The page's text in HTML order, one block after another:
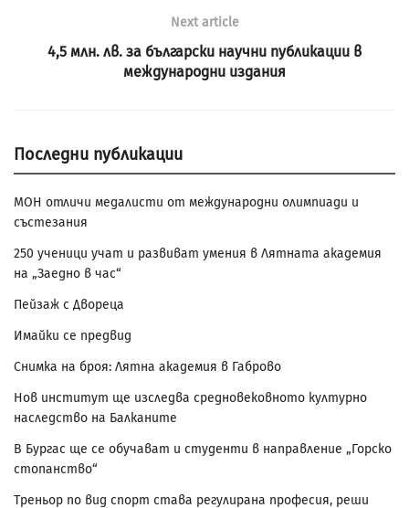
Next article
4,5 млн. лв. за български научни публикации в
международни издания
Последни публикации
МОН отличи медалисти от международни олимпиади и
състезания
250 ученици учат и развиват умения в Лятната академия
на „Заедно в час“
Пейзаж с Двореца
Имайки се предвид
Снимка на броя: Лятна академия в Габрово
Нов институт ще изследва средновековното културно
наследство на Балканите
В Бургас ще се обучават и студенти в направление „Горско
стопанство“
Треньор по вид спорт става регулирана професия, реши